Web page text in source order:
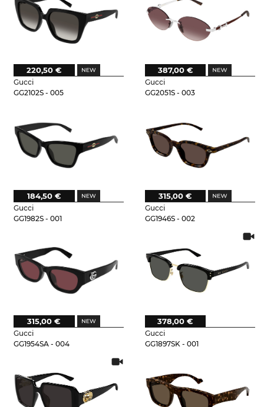
Gucci
GG2102S - 005
220,50 €
Gucci
GG2051S - 003
387,00 €
Gucci
GG1982S - 001
184,50 €
Gucci
GG1946S - 002
315,00 €
Gucci
GG1954SA - 004
315,00 €
Gucci
GG1897SK - 001
378,00 €